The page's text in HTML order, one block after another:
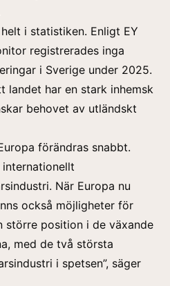
i statistiken. Enligt EY
registrerades inga
i Sverige under 2025.
landet har en stark inhemsk
behovet av utländskt
förändras snabbt.
När Europa nu
också möjligheter för
större position i de växande
med de två största
i spetsen”, säger